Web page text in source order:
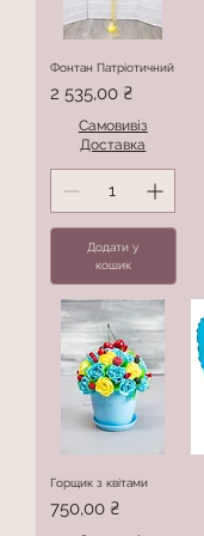
Фонтан Патріотичний
Ціна
2 535,00 ₴
Самовивіз
Доставка
Додати у
кошик
Горщик з квітами
Ціна
750,00 ₴